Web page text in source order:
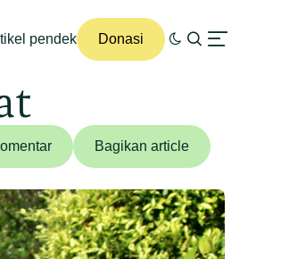
pendek Donasi
Bagikan article